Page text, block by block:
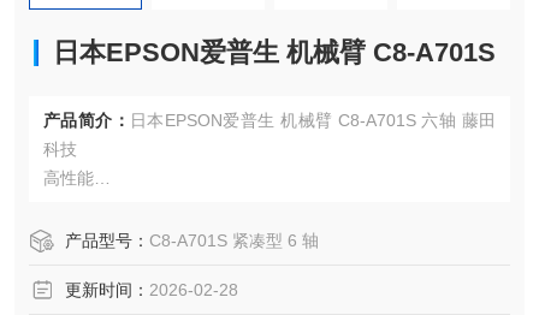
日本EPSON爱普生 机械臂 C8-A701S
产品简介： 日本EPSON爱普生 机械臂 C8-A701S 六轴 藤田
科技
高性能
较高的重复定位精度，符合客户期许
产品型号： C8-A701S 紧凑型 6 轴
更新时间： 2026-02-28